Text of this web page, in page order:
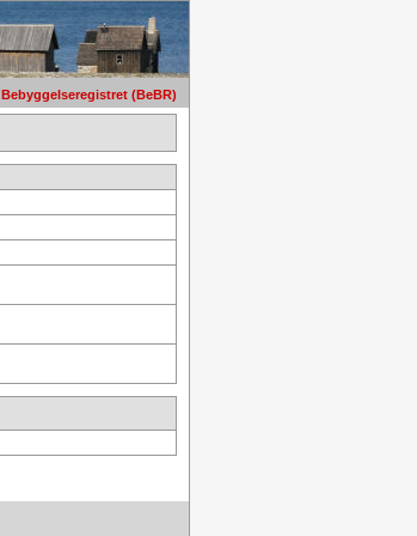
Bebyggelseregistret (BeBR)